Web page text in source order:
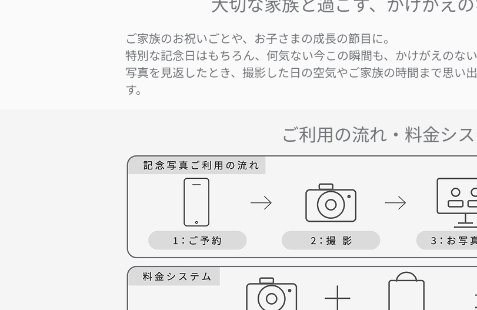
ご家族のお祝いごとや、お子さまの成長の節目に。
特別な記念日はもちろん、何気ない今この瞬間も、かけがえのない
写真を見返したとき、撮影した日の空気やご家族の時間まで思い
す。
ご利用の流れ・料金シ